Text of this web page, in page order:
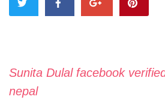
Sunita Dulal facebook
nepal